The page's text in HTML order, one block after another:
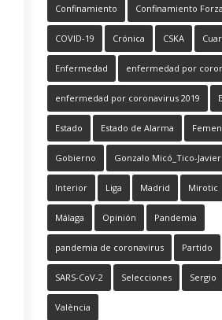
Confinamiento Confinamiento
COVID-19 Crónica CSKA
Enfermedad enfermedad por
enfermedad por coronavirus 2019
Estado Estado de Alarma
Gobierno Gonzalo Micó_Tico-Javier
Interior Liga Madrid Mirotic
Málaga Opinión Pandemia
pandemia de coronavirus Partido
SARS-CoV-2 Selecciones Sergio
València